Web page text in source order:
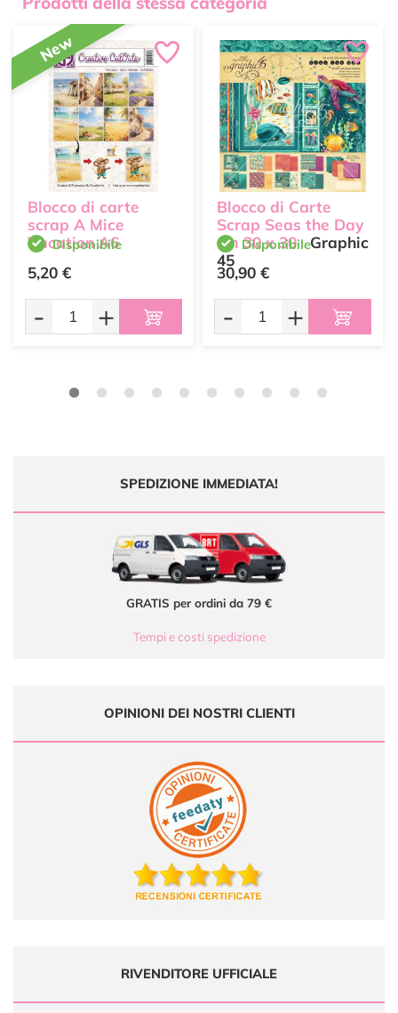
New
Blocco di carte
scrap A Mice
Vacation A6
Disponibile
5,20 €
- +
Blocco di Carte
Scrap Seas the Day
cm 30 x 30 Graphic
45
Disponibile
30,90 €
- +
SPEDIZIONE IMMEDIATA!
GRATIS per ordini da 79 €
Tempi e costi spedizione
OPINIONI DEI NOSTRI CLIENTI
RIVENDITORE UFFICIALE